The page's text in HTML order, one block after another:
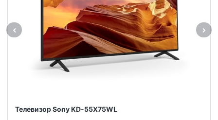
Телевизор Sony KD-55X75WL